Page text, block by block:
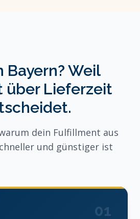
Bayern? Weil
über Lieferzeit
dein Fulfillment aus
und günstiger ist
01